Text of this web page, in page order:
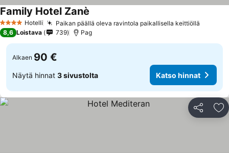
4 Tähtiluokitus
Hotelli Paikan päällä oleva ravintola paikallisella keittiöllä
Family Hotel Zanè
8,6 Loistava 739 Pag
Alkaen 90 €
Näytä hinnat 3 sivustolta Katso hinnat
Jaa